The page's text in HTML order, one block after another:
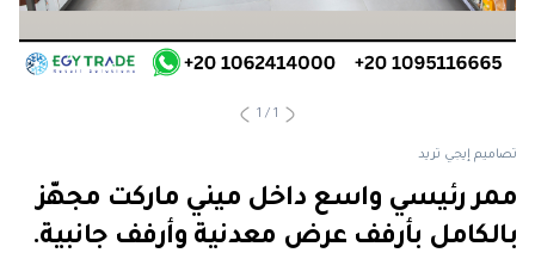
1
/
1
تصاميم إيجي تريد
ممر رئيسي واسع داخل ميني ماركت مجهّز
بالكامل بأرفف عرض معدنية وأرفف جانبية.